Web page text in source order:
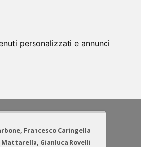
personalizzati e annunci
Francesco Caringella
Gianluca Rovelli